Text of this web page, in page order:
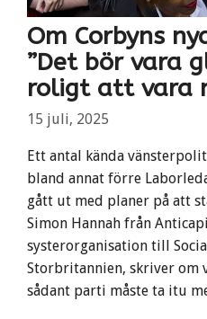
Om Corbyns
”Det bör vara
roligt att vara
15 juli, 2025
Ett antal kända
bland annat förre
gått ut med planer på att
Simon Hannah från
systerorganisation till
Storbritannien, skriver om
sådant parti måste ta itu